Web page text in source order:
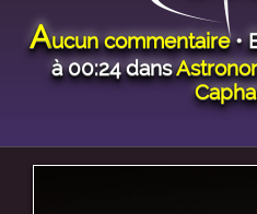
Aucun commentaire•
à 00:24 dans